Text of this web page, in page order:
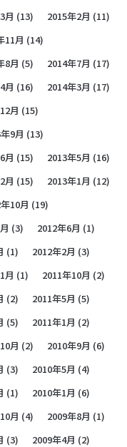
月 (13) 2015年2月 (11)
11月 (14)
8月 (5) 2014年7月 (17)
月 (16) 2014年3月 (17)
月 (15)
9月 (13)
月 (15) 2013年5月 (16)
月 (15) 2013年1月 (12)
10月 (19)
(3) 2012年6月 (1)
(1) 2012年2月 (3)
月 (1) 2011年10月 (2)
(2) 2011年5月 (5)
(5) 2011年1月 (2)
月 (2) 2010年9月 (6)
(3) 2010年5月 (4)
(1) 2010年1月 (6)
月 (4) 2009年8月 (1)
(3) 2009年4月 (2)